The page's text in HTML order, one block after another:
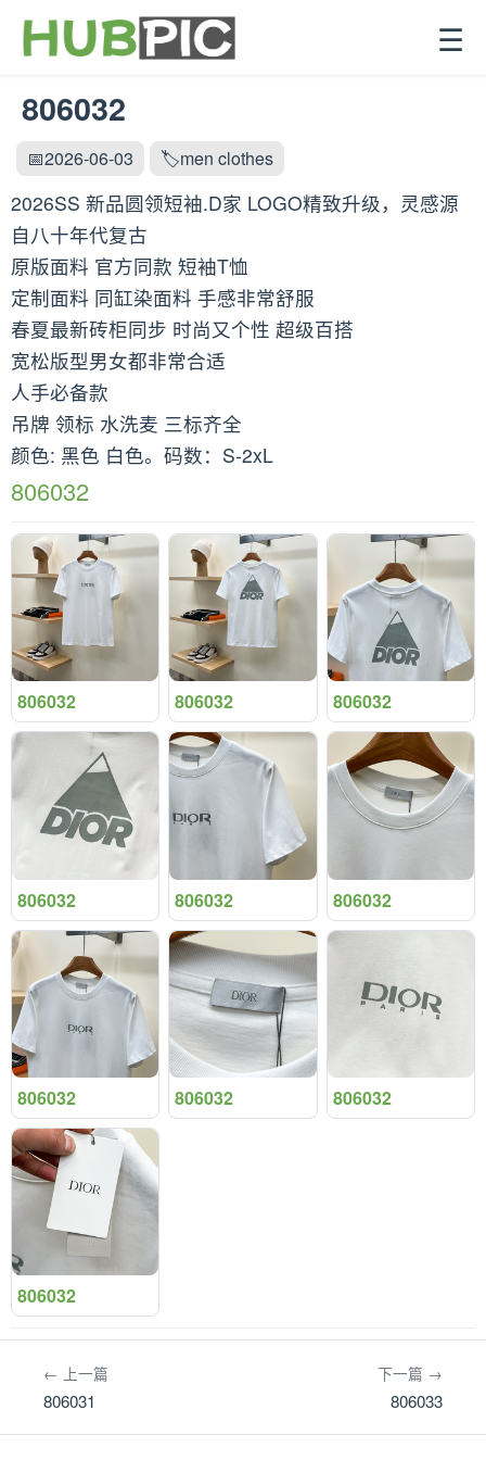
☰
806032
📅2026-06-03 🏷️men clothes
2026SS 新品圆领短袖.D家 LOGO精致升级，灵感源
自八十年代复古
原版面料 官方同款 短袖T恤
定制面料 同缸染面料 手感非常舒服
春夏最新砖柜同步 时尚又个性 超级百搭
宽松版型男女都非常合适
人手必备款
吊牌 领标 水洗麦 三标齐全
颜色: 黑色 白色。码数：S-2xL
806032
806032 806032 806032
806032 806032 806032
806032 806032 806032
806032
← 上一篇
806031
下一篇 →
806033